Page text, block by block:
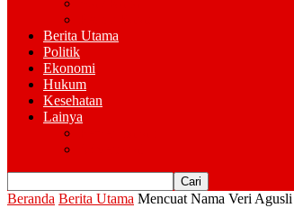
Berita Utama
Politik
Ekonomi
Hukum
Kesehatan
Lainya
Beranda Berita Utama Mencuat Nama Veri